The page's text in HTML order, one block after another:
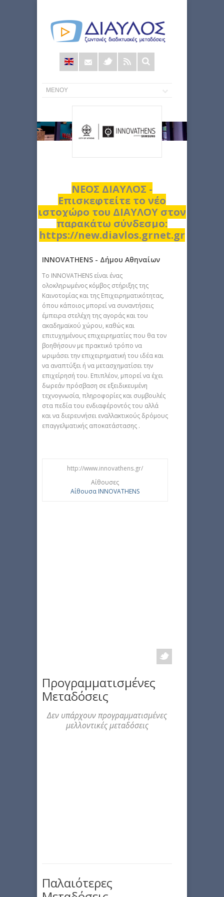
Φόρμα
αναζήτησης
ΝΕΟΣ ΔΙΑΥΛΟΣ -
Επισκεφτείτε το νέο
ιστοχώρο του ΔΙΑΥΛΟΥ στον
παρακάτω σύνδεσμο:
https://new.diavlos.grnet.gr
INNOVATHENS - Δήμου Αθηναίων
Tο INNOVATHENS είναι ένας
ολοκληρωμένος κόμβος στήριξης της
Καινοτομίας και της Επιχειρηματικότητας,
όπου κάποιος μπορεί να συναντήσεις
έμπειρα στελέχη της αγοράς και του
ακαδημαϊκού χώρου, καθώς και
επιτυχημένους επιχειρηματίες που θα τον
βοηθήσουν με πρακτικό τρόπο να
ωριμάσει την επιχειρηματική του ιδέα και
να αναπτύξει ή να μετασχηματίσει την
επιχείρησή του. Επιπλέον, μπορεί να έχει
δωρεάν πρόσβαση σε εξειδικευμένη
τεχνογνωσία, πληροφορίες και συμβουλές
στα πεδία του ενδιαφέροντός του αλλά
και να διερευνήσει εναλλακτικούς δρόμους
επαγγελματικής αποκατάστασης .
http://www.innovathens.gr/
Αίθουσες
Αίθουσα INNOVATHENS
Προγραμματισμένες
Μεταδόσεις
Δεν υπάρχουν προγραμματισμένες
μελλοντικές μεταδόσεις
Παλαιότερες